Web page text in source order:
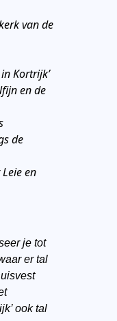
van de
Kortrijk’
en de
de
en
je tot
er tal
ook tal